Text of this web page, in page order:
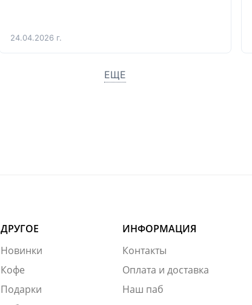
24.04.2026 г.
ЕЩЕ
ДРУГОЕ
Новинки
Кофе
Подарки
ИНФОРМАЦИЯ
Контакты
Оплата и доставка
Наш паб